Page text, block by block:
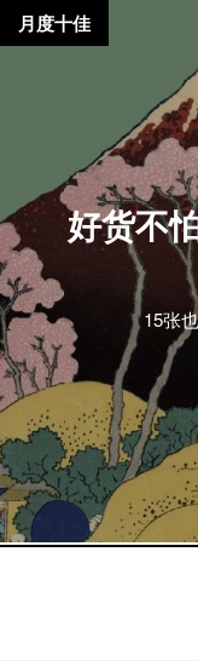
好货不
15张
月度十佳